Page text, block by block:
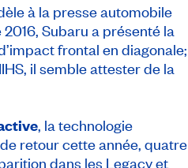
à la presse automobile
Subaru a présenté la
frontal en diagonale;
il semble attester de la
, la technologie
retour cette année, quatre
dans les Legacy et